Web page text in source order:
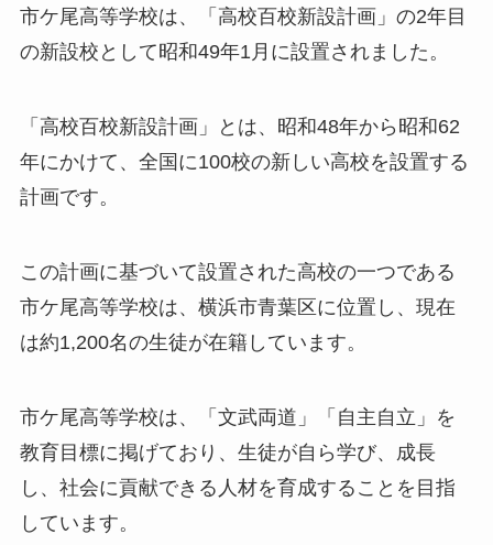
市ケ尾高等学校は、「高校百校新設計画」の2年目
の新設校として昭和49年1月に設置されました。
「高校百校新設計画」とは、昭和48年から昭和62
年にかけて、全国に100校の新しい高校を設置する
計画です。
この計画に基づいて設置された高校の一つである
市ケ尾高等学校は、横浜市青葉区に位置し、現在
は約1,200名の生徒が在籍しています。
市ケ尾高等学校は、「文武両道」「自主自立」を
教育目標に掲げており、生徒が自ら学び、成長
し、社会に貢献できる人材を育成することを目指
しています。